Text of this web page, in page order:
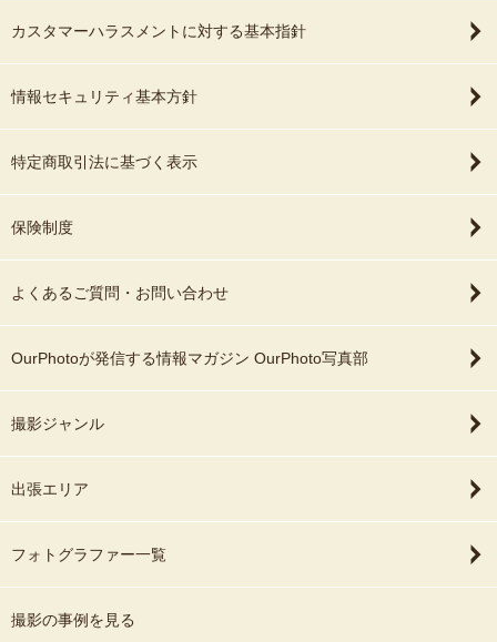
カスタマーハラスメントに対する基本指針
情報セキュリティ基本方針
特定商取引法に基づく表示
保険制度
よくあるご質問・お問い合わせ
OurPhotoが発信する情報マガジン OurPhoto写真部
撮影ジャンル
出張エリア
フォトグラファー一覧
撮影の事例を見る